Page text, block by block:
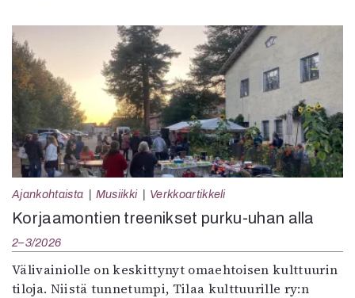
Ajankohtaista Musiikki Verkkoartikkeli
Korjaamontien treenikset purku-uhan alla
2–3/2026
Välivainiolle on keskittynyt omaehtoisen kulttuurin
tiloja. Niistä tunnetumpi, Tilaa kulttuurille ry:n